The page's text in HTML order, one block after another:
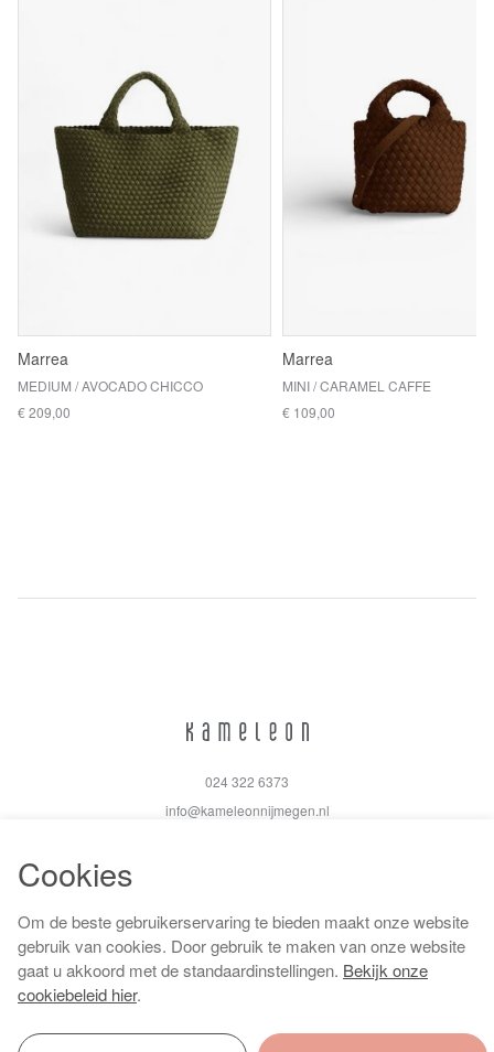
Marrea
MEDIUM / AVOCADO CHICCO
€ 209,00
Marrea
MINI / CARAMEL CAFFE
€ 109,00
024 322 6373
info@kameleonnijmegen.nl
Algemene voorwaarden
Privacy policy
Cookiebeleid
Cookies
Om de beste gebruikerservaring te bieden maakt onze website
gebruik van cookies. Door gebruik te maken van onze website
gaat u akkoord met de standaardinstellingen. Bekijk onze
cookiebeleid hier.